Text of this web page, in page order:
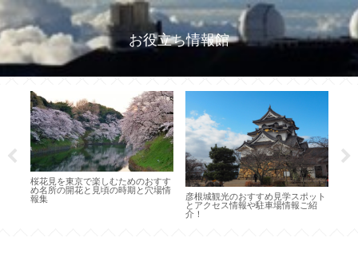
お役立ち情報館
桜花見を東京で楽しむためのおすす
め名所の開花と見頃の時期と穴場情
報集
彦根城観光のおすすめ見学スポット
とアクセス情報や駐車場情報ご紹
介！